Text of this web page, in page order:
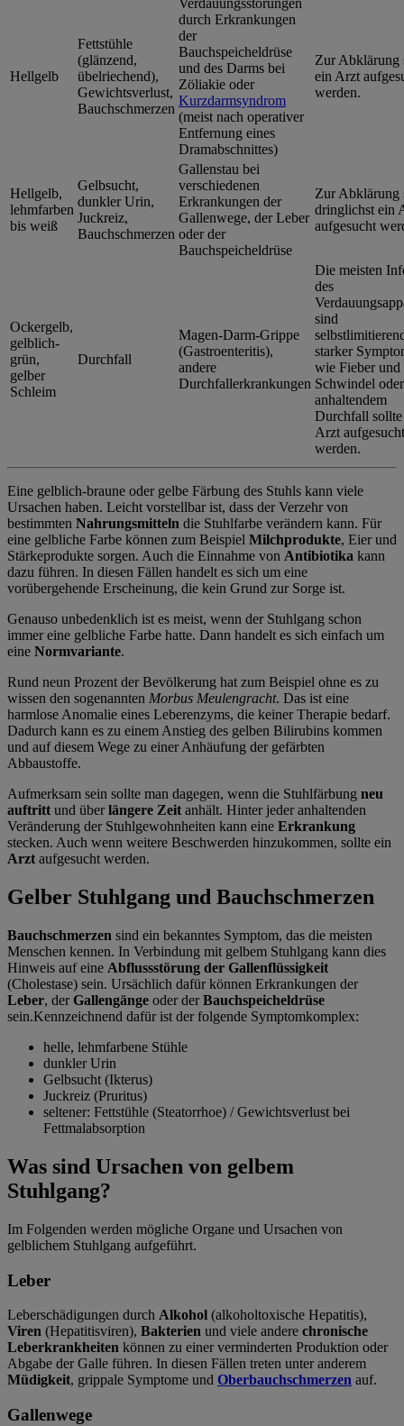
Hellgelb
Fettstühle
(glänzend,
übelriechend),
Gewichtsverlust,
Bauchschmerzen
Verdauungsstörungen
durch Erkrankungen
der
Bauchspeicheldrüse
und des Darms bei
Zöliakie oder
Kurzdarmsyndrom
(meist nach operativer
Entfernung eines
Dramabschnittes)
Zur Abklärung
ein Arzt
werden.
Hellgelb,
lehmfarben
bis weiß
Gelbsucht,
dunkler Urin,
Juckreiz,
Bauchschmerzen
Gallenstau bei
verschiedenen
Erkrankungen der
Gallenwege, derLeber
oder der
Bauchspeicheldrüse
Zur Abklärung
dringlichst ein
aufgesucht
Ockergelb,
gelblich-
grün,
gelber
Schleim
Durchfall
Magen-Darm-Grippe
(Gastroenteritis),
andere
Durchfallerkrankungen
Die meisten
des
sind
starker
wie Fieber und
Schwindel
anhaltendem
Durchfall
Arzt aufgesucht
werden.
Eine gelblich-braune oder gelbe Färbung des Stuhls kann viele
Ursachen haben. Leicht vorstellbar ist, dass der Verzehr von
bestimmten Nahrungsmitteln die Stuhlfarbe verändern kann. Für
eine gelbliche Farbe können zum Beispiel Milchprodukte, Eier und
Stärkeprodukte sorgen. Auch die Einnahme von Antibiotika kann
dazu führen. In diesen Fällen handelt es sich um eine
vorübergehende Erscheinung, die kein Grund zur Sorge ist.
Genauso unbedenklich ist es meist, wenn der Stuhlgang schon
immer eine gelbliche Farbe hatte. Dann handelt es sich einfach um
eine Normvariante.
Rund neun Prozent der Bevölkerung hat zum Beispiel ohne es zu
wissen den sogenannten Morbus Meulengracht. Das ist eine
harmlose Anomalie eines Leberenzyms, die keiner Therapie bedarf.
Dadurch kann es zu einem Anstieg des gelben Bilirubins kommen
und auf diesem Wege zu einer Anhäufung der gefärbten
Abbaustoffe.
Aufmerksam sein sollte man dagegen, wenn die Stuhlfärbung neu
auftritt und überlängere Zeit anhält. Hinter jeder anhaltenden
Veränderung der Stuhlgewohnheiten kann eine Erkrankung
stecken. Auch wenn weitere Beschwerden hinzukommen, sollte ein
Arzt aufgesucht werden.
Gelber Stuhlgang und Bauchschmerzen
Bauchschmerzen sind ein bekanntes Symptom, das die meisten
Menschen kennen. In Verbindung mit gelbem Stuhlgang kann dies
Hinweis auf eine Abflussstörung der Gallenflüssigkeit
(Cholestase) sein. Ursächlich dafür können Erkrankungen der
Leber, derGallengänge oder derBauchspeicheldrüse
sein.Kennzeichnend dafür ist der folgende Symptomkomplex:
helle, lehmfarbene Stühle
dunkler Urin
Gelbsucht (Ikterus)
Juckreiz (Pruritus)
seltener: Fettstühle (Steatorrhoe) / Gewichtsverlust bei
Fettmalabsorption
Was sind Ursachen von gelbem
Stuhlgang?
Im Folgenden werden mögliche Organe und Ursachen von
gelblichem Stuhlgang aufgeführt.
Leber
Leberschädigungen durch Alkohol (alkoholtoxische Hepatitis),
Viren (Hepatitisviren), Bakterien und viele andere chronische
Leberkrankheiten können zu einer verminderten Produktion oder
Abgabe der Galle führen. In diesen Fällen treten unter anderem
Müdigkeit, grippale Symptome und Oberbauchschmerzen auf.
Gallenwege